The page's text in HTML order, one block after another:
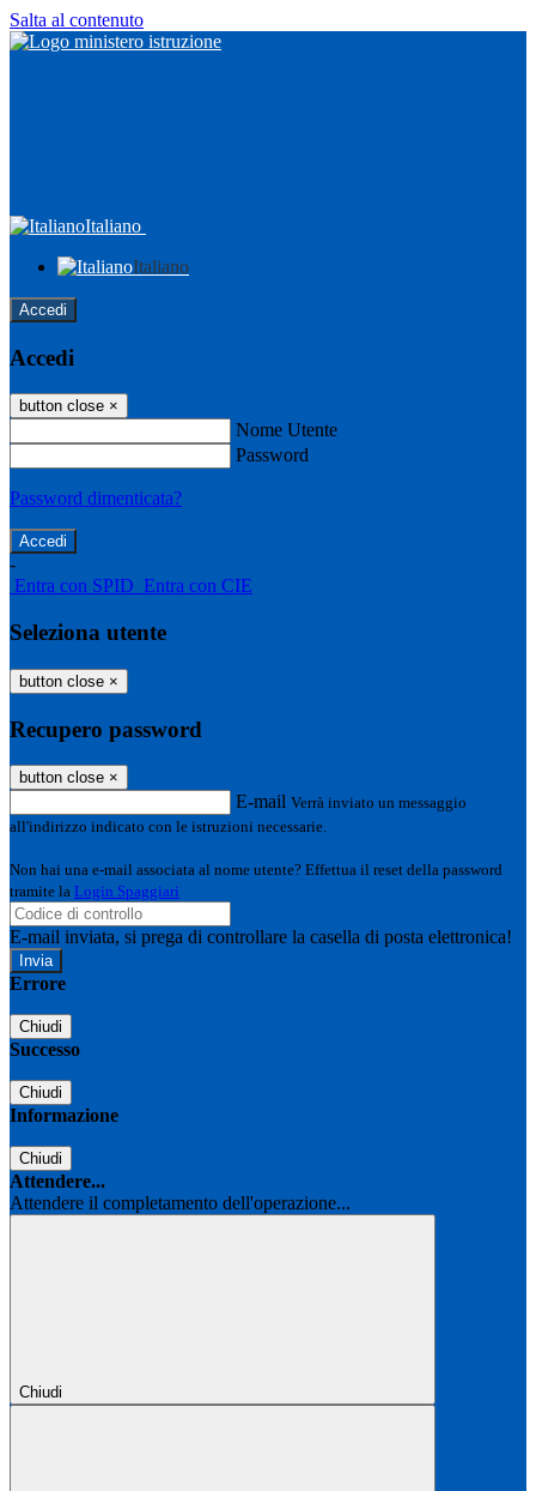
Salta al contenuto
Italiano
Italiano
Accedi
Accedi
button close ×
Nome Utente
Password
Password dimenticata?
-
Entra con SPID Entra con CIE
Seleziona utente
button close ×
Recupero password
button close ×
E-mail Verrà inviato un messaggio
all'indirizzo indicato con le istruzioni necessarie.
Non hai una e-mail associata al nome utente? Effettua il reset della password
tramite la Login Spaggiari
E-mail inviata, si prega di controllare la casella di posta elettronica!
Errore
Chiudi
Successo
Chiudi
Informazione
Chiudi
Attendere...
Attendere il completamento dell'operazione...
Chiudi